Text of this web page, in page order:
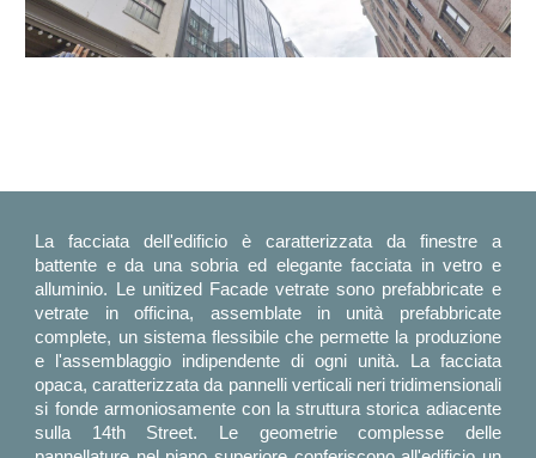
La facciata dell'edificio è caratterizzata da finestre a
battente e da una sobria ed elegante facciata in vetro e
alluminio. Le unitized Facade vetrate sono prefabbricate e
vetrate in officina, assemblate in unità prefabbricate
complete, un sistema flessibile che permette la produzione
e l'assemblaggio indipendente di ogni unità. La facciata
opaca, caratterizzata da pannelli verticali neri tridimensionali
si fonde armoniosamente con la struttura storica adiacente
sulla 14th Street.
Le geometrie complesse delle